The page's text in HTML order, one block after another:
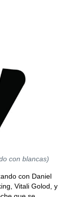
con blancas)
con Daniel
Vitali Golod, y